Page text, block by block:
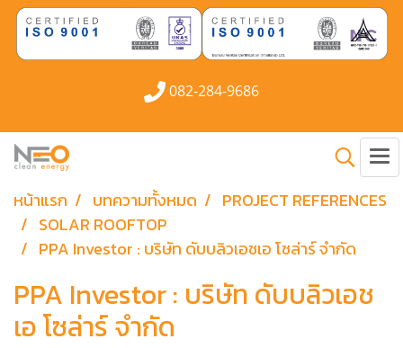
082-284-9686
หน้าแรก บทความทั้งหมด
PROJECT REFERENCES
SOLAR ROOFTOP
PPA Investor : บริษัท ดับบลิวเอชเอ โซล่าร์ จำกัด
PPA Investor : บริษัท ดับบลิวเอช
เอ โซล่าร์ จำกัด